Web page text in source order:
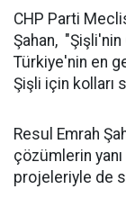
CHP Parti
Şahan,
Türkiye'nin en
Şişli için kolları
Resul Emrah
çözümlerin
projeleriyle de